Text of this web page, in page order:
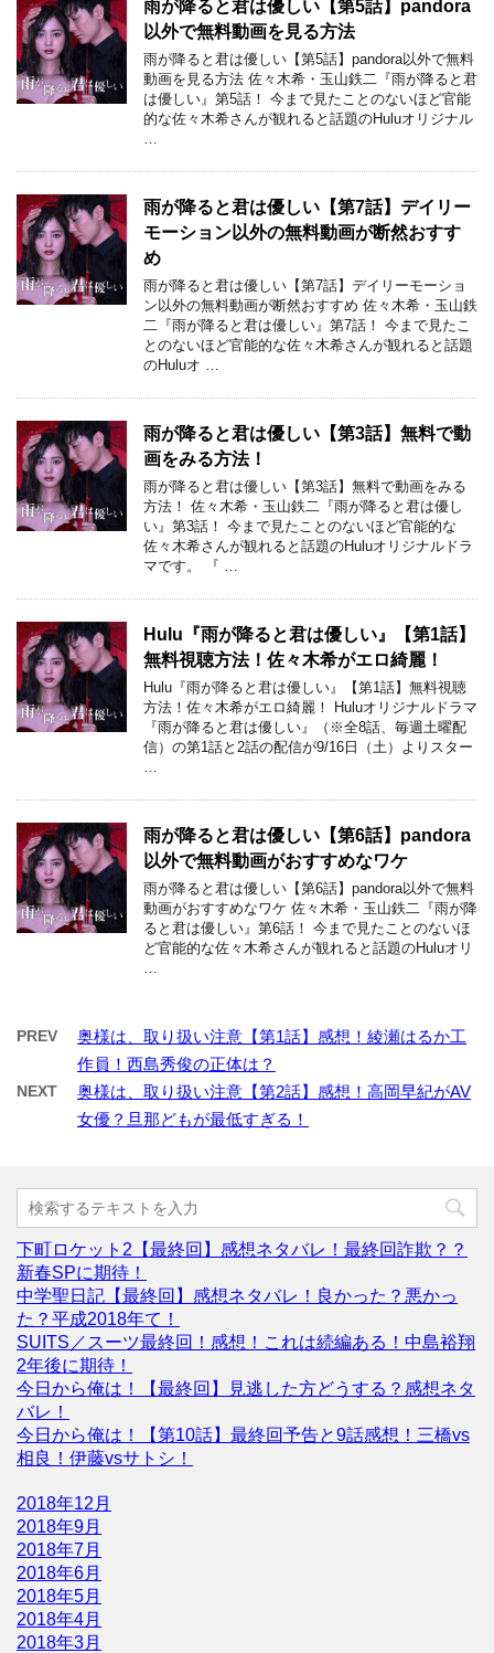
雨が降ると君は優しい【第5話】pandora
以外で無料動画を見る方法
雨が降ると君は優しい【第5話】pandora以外で無料
動画を見る方法 佐々木希・玉山鉄二『雨が降ると君
は優しい』第5話！ 今まで見たことのないほど官能
的な佐々木希さんが観れると話題のHuluオリジナル
雨が降ると君は優しい【第7話】デイリー
モーション以外の無料動画が断然おすす
め
雨が降ると君は優しい【第7話】デイリーモーショ
ン以外の無料動画が断然おすすめ 佐々木希・玉山鉄
二『雨が降ると君は優しい』第7話！ 今まで見たこ
とのないほど官能的な佐々木希さんが観れると話題
のHuluオ …
雨が降ると君は優しい【第3話】無料で動
画をみる方法！
雨が降ると君は優しい【第3話】無料で動画をみる
方法！ 佐々木希・玉山鉄二『雨が降ると君は優し
い』第3話！ 今まで見たことのないほど官能的な
佐々木希さんが観れると話題のHuluオリジナルドラ
マです。 『 …
Hulu『雨が降ると君は優しい』【第1話】
無料視聴方法！佐々木希がエロ綺麗！
Hulu『雨が降ると君は優しい』【第1話】無料視聴
方法！佐々木希がエロ綺麗！ Huluオリジナルドラマ
『雨が降ると君は優しい』（※全8話、毎週土曜配
信）の第1話と2話の配信が9/16日（土）よりスター
雨が降ると君は優しい【第6話】pandora
以外で無料動画がおすすめなワケ
雨が降ると君は優しい【第6話】pandora以外で無料
動画がおすすめなワケ 佐々木希・玉山鉄二『雨が降
ると君は優しい』第6話！ 今まで見たことのないほ
ど官能的な佐々木希さんが観れると話題のHuluオリ
PREV
奥様は、取り扱い注意【第1話】感想！綾瀬はるか工
作員！西島秀俊の正体は？
NEXT
奥様は、取り扱い注意【第2話】感想！高岡早紀がAV
女優？旦那どもが最低すぎる！
下町ロケット2【最終回】感想ネタバレ！最終回詐欺？？
新春SPに期待！
中学聖日記【最終回】感想ネタバレ！良かった？悪かっ
た？平成2018年て！
SUITS／スーツ最終回！感想！これは続編ある！中島裕翔
2年後に期待！
今日から俺は！【最終回】見逃した方どうする？感想ネタ
バレ！
今日から俺は！【第10話】最終回予告と9話感想！三橋vs
相良！伊藤vsサトシ！
2018年12月
2018年9月
2018年7月
2018年6月
2018年5月
2018年4月
2018年3月